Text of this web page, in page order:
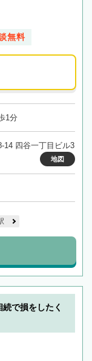
無料
1分
14 四谷一丁目ビル3
地図
で損をしたく